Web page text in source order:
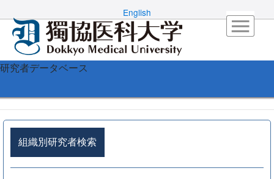
English
研究者データベース
組織別研究者検索